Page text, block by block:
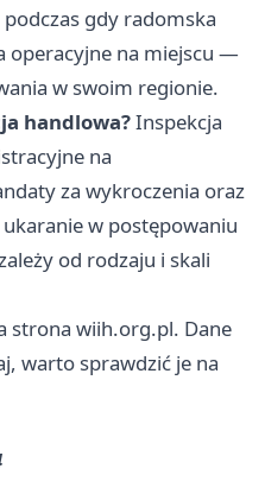
gdy radomska
operacyjne na miejscu —
w swoim regionie.
handlowa?Inspekcja
na
za wykroczenia oraz
w postępowaniu
od rodzaju i skali
strona wiih.org.pl. Dane
warto sprawdzić je na